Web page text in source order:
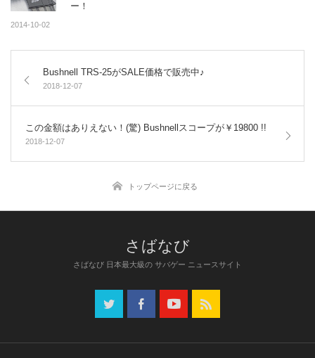
ー！
2014-10-02
Bushnell TRS-25がSALE価格で販売中♪
2018-12-07
この金額はありえない！(驚) Bushnellスコープが￥19800 !!
2018-12-07
トップページに戻る
さばなび 日本最大級の サバゲー ニュースサイト